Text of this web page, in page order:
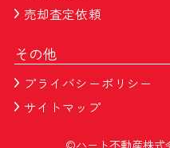
売却査定依頼
その他
プライバシーポリシー
サイトマップ
©ハート不動産株式